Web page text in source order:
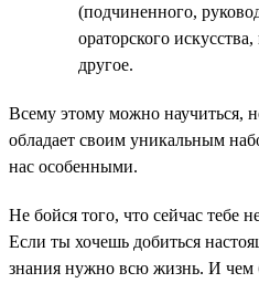
(подчиненного,
ораторского
другое.
Всему этому можно научиться,
обладает своим уникальным
нас особенными.
Не бойся того, что сейчас тебе
Если ты хочешь добиться
знания нужно всю жизнь. И чем